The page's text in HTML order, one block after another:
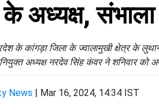
के अध्यक्ष, संभाला
के कांगड़ा जिला के ज्वालामुखी क्षेत्र के
अध्यक्ष नरदेव सिंह कंवर ने शनिवार को
News | Mar 16, 2024, 14:34 IST